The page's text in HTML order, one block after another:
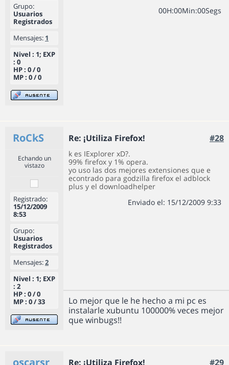
Grupo:
Usuarios
Registrados
Mensajes: 1
Nivel : 1; EXP
: 0
HP : 0 / 0
MP : 0 / 0
00H:00Min:00Segs
RoCkS Re: ¡Utiliza Firefox! #28
Echando un
vistazo
Registrado:
15/12/2009
8:53
Grupo:
Usuarios
Registrados
Mensajes:2
Nivel : 1; EXP
: 2
HP : 0 / 0
MP : 0 / 33
k es IExplorer xD?.
99% firefox y 1% opera.
yo uso las dos mejores extensiones que e
econtrado para godzilla firefox el adblock
plus y el downloadhelper
Enviado el: 15/12/2009 9:33
Lo mejor que le he hecho a mi pc es
instalarle xubuntu 100000% veces mejor
que winbugs!!
oscarsr Re: ¡Utiliza Firefox! #29